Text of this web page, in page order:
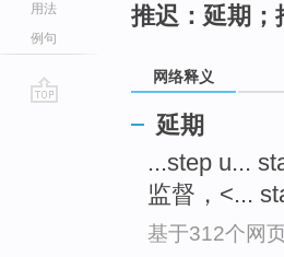
用法
例句
推迟：延期；
网络释义
延期
...step u...
监督，<...
基于312个网